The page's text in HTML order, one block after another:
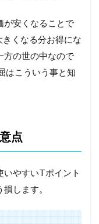
が安くなることで
きくなる分お得にな
方の世の中なので
はこういう事と知
点
いやすいTポイント
します。